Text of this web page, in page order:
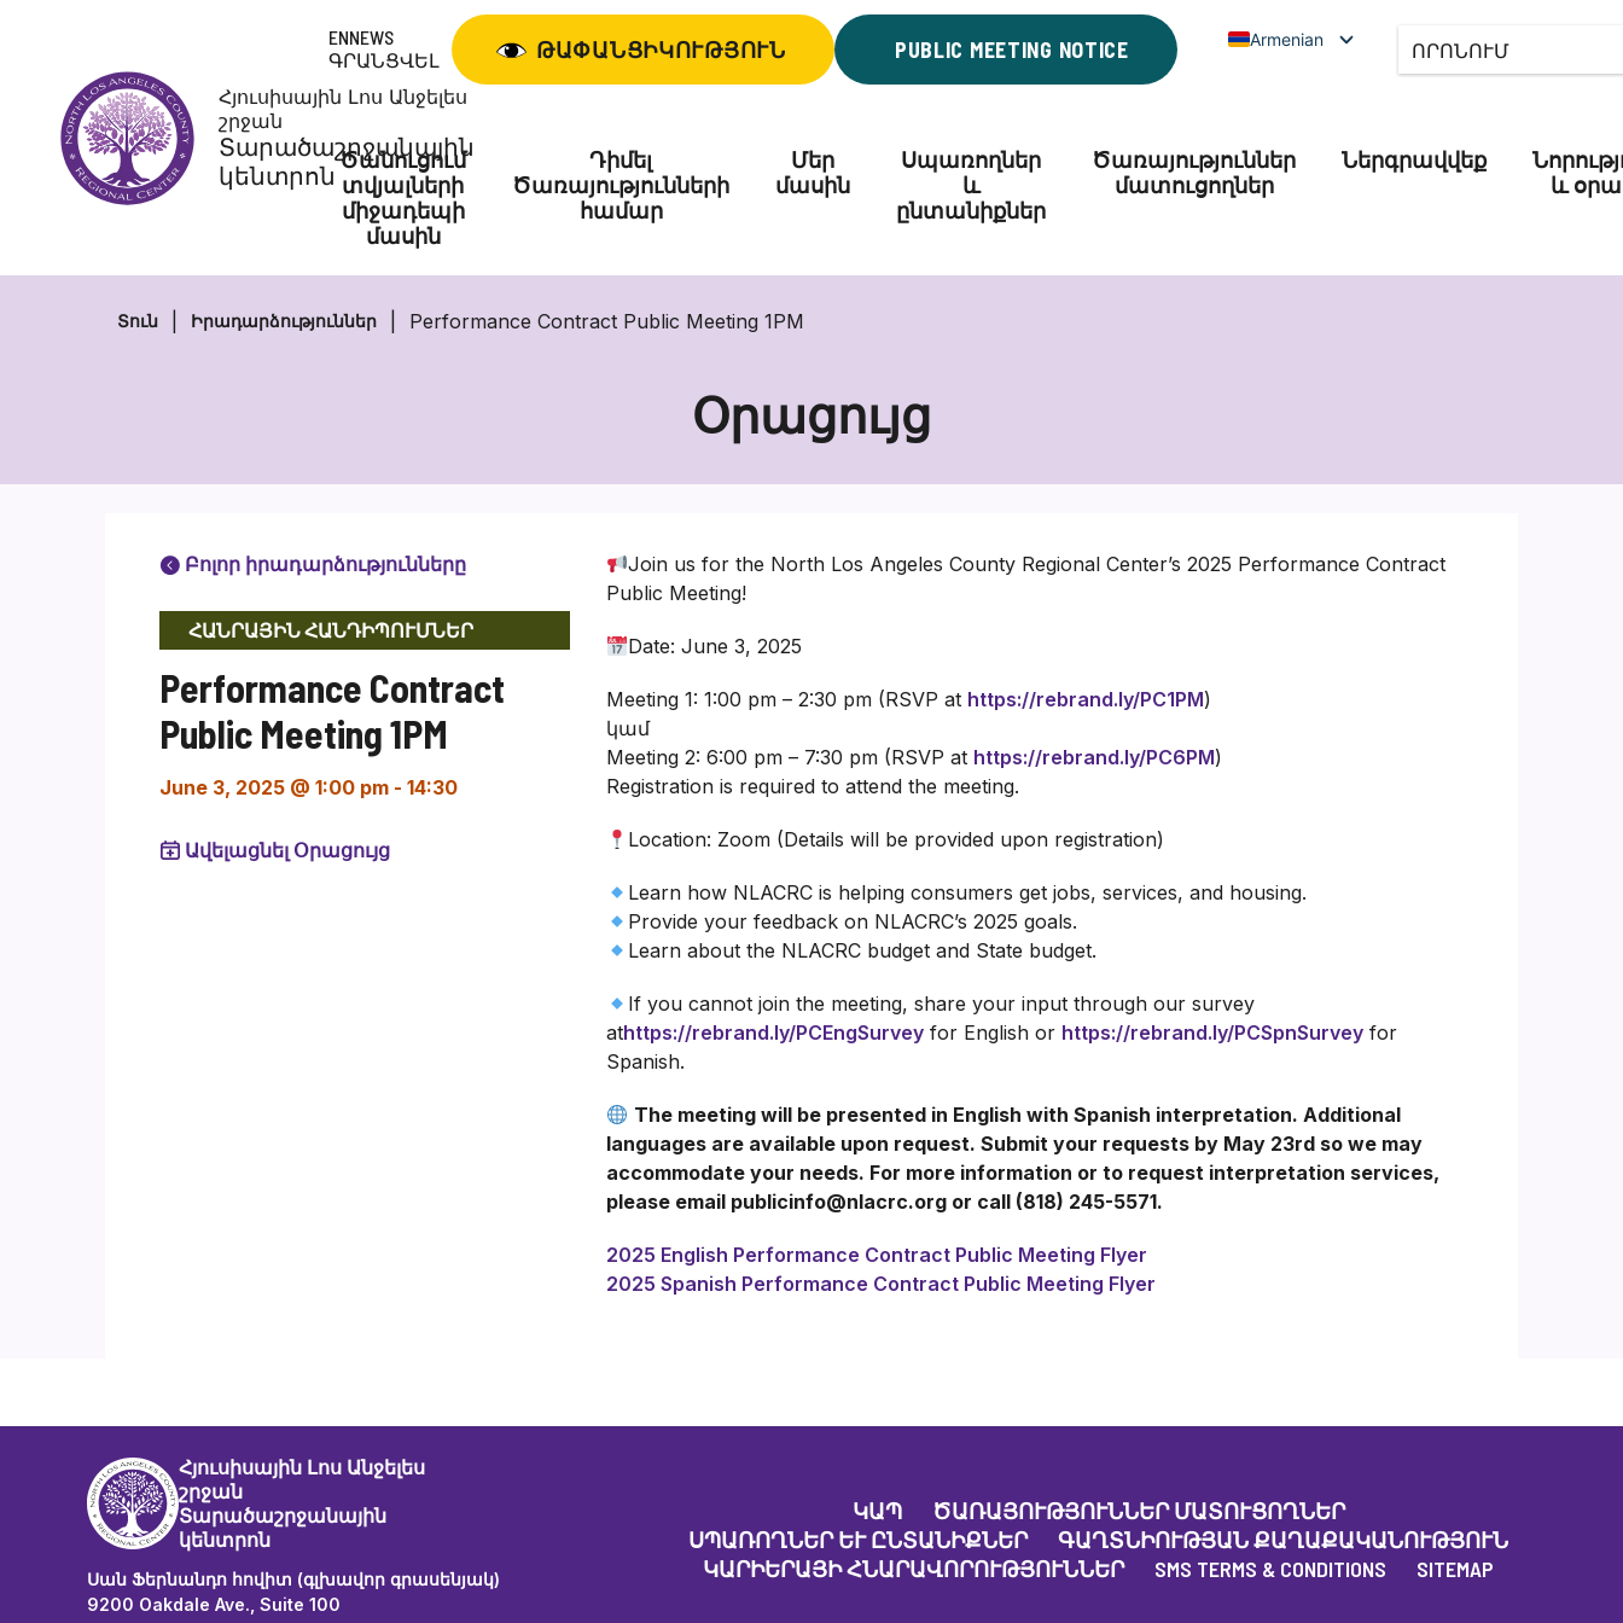
Հյուսիսային Լոս Անջելես
շրջան
Տարածաշրջանային
կենտրոն
ENNEWS
ԳՐԱՆՑՎԵԼ
ԹԱՓԱՆՑԻԿՈՒԹՅՈՒՆ PUBLIC MEETING NOTICE Armenian
Ծանուցում
տվյալների
միջադեպի
մասին
Դիմել
Ծառայությունների
համար
Մեր
մասին
Սպառողներ
և
ընտանիքներ
Ծառայություններ
մատուցողներ
Ներգրավվեք
և
Տուն Իրադարձություններ Performance Contract Public Meeting 1PM
Օրացույց
Բոլոր իրադարձությունները
ՀԱՆՐԱՅԻՆ ՀԱՆԴԻՊՈՒՄՆԵՐ
Performance Contract
Public Meeting 1PM
June 3, 2025 @ 1:00 pm - 14:30
Ավելացնել Օրացույց
Join us for the North Los Angeles County Regional Center’s 2025 Performance Contract
Public Meeting!
Date: June 3, 2025
Meeting 1: 1:00 pm – 2:30 pm (RSVP at https://rebrand.ly/PC1PM)
կամ
Meeting 2: 6:00 pm – 7:30 pm (RSVP at https://rebrand.ly/PC6PM)
Registration is required to attend the meeting.
Location: Zoom (Details will be provided upon registration)
Learn how NLACRC is helping consumers get jobs, services, and housing.
Provide your feedback on NLACRC’s 2025 goals.
Learn about the NLACRC budget and State budget.
If you cannot join the meeting, share your input through our survey
athttps://rebrand.ly/PCEngSurvey for English or https://rebrand.ly/PCSpnSurvey for
Spanish.
The meeting will be presented in English with Spanish interpretation. Additional
languages are available upon request. Submit your requests by May 23rd so we may
accommodate your needs. For more information or to request interpretation services,
please email publicinfo@nlacrc.org or call (818) 245-5571.
2025 English Performance Contract Public Meeting Flyer
2025 Spanish Performance Contract Public Meeting Flyer
Հյուսիսային Լոս Անջելես
շրջան
Տարածաշրջանային
կենտրոն
Սան Ֆերնանդո հովիտ (գլխավոր գրասենյակ)
9200 Oakdale Ave., Suite 100
ԿԱՊ
ԾԱՌԱՅՈՒԹՅՈՒՆՆԵՐ ՄԱՏՈՒՑՈՂՆԵՐ
ՍՊԱՌՈՂՆԵՐ ԵՒ ԸՆՏԱՆԻՔՆԵՐ
ԳԱՂՏՆԻՈՒԹՅԱՆ ՔԱՂԱՔԱԿԱՆՈՒԹՅՈՒՆ
ԿԱՐԻԵՐԱՅԻ ՀՆԱՐԱՎՈՐՈՒԹՅՈՒՆՆԵՐ
SMS TERMS & CONDITIONS SITEMAP